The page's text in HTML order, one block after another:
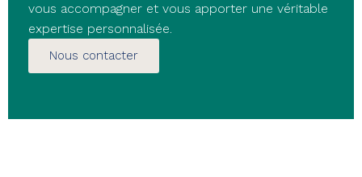
vous accompagner et vous apporter une véritable
expertise personnalisée.
Nous contacter